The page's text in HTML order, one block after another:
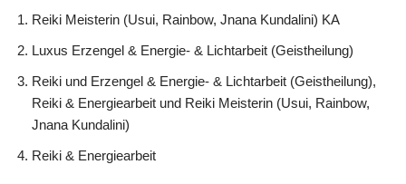
Reiki Meisterin (Usui, Rainbow, Jnana Kundalini) KA
Luxus Erzengel & Energie- & Lichtarbeit (Geistheilung)
Reiki und Erzengel & Energie- & Lichtarbeit (Geistheilung),
Reiki & Energiearbeit und Reiki Meisterin (Usui, Rainbow,
Jnana Kundalini)
Reiki & Energiearbeit